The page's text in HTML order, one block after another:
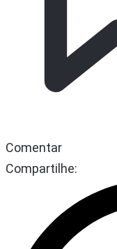
Comentar
Compartilhe: